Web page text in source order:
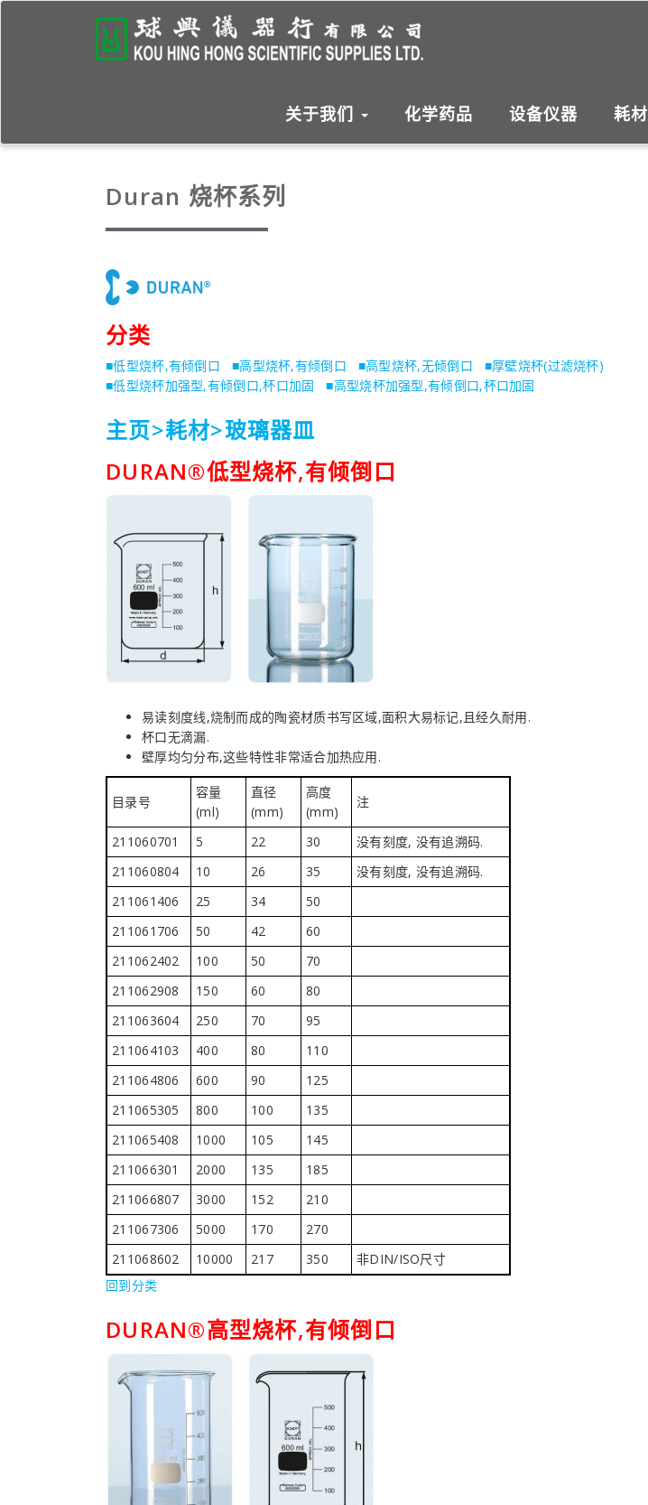
关于我们 化学药品 设备仪器 耗材
Duran 烧杯系列
分类
■低型烧杯,有倾倒口 ■高型烧杯,有倾倒口 ■高型烧杯,无倾倒口 ■厚壁烧杯(过滤烧杯)
■低型烧杯加强型,有倾倒口,杯口加固 ■高型烧杯加强型,有倾倒口,杯口加固
主页>耗材>玻璃器皿
DURAN®低型烧杯,有倾倒口
易读刻度线,烧制而成的陶瓷材质书写区域,面积大易标记,且经久耐用.
杯口无滴漏.
壁厚均匀分布,这些特性非常适合加热应用.
目录号
容量
(ml)
直径
(mm)
高度
(mm)
注
211060701 5 22 30
没有刻度, 没有追溯码.
211060804
10 26 35
没有刻度, 没有追溯码.
211061406
25 34
50
211061706
50 42
60
211062402
100 50
70
211062908
150 60
80
211063604
250 70
95
211064103
400 80
110
211064806
600 90
125
211065305
800 100
135
211065408
1000 105
145
211066301
2000 135
185
211066807
3000 152
210
211067306
5000 170
270
211068602
10000 217 350
非DIN/ISO尺寸
回到分类
DURAN®高型烧杯,有倾倒口